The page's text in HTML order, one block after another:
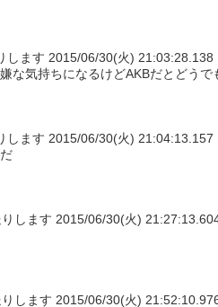
します 2015/06/30(火)
な気持ちになるけどAKBだとどうで
します 2015/06/30(火) 21:04:13.157
します 2015/06/30(火)
します 2015/06/30(火)